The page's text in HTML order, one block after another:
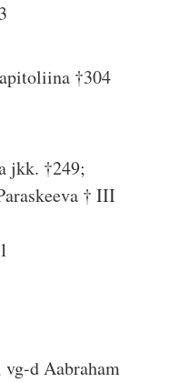
†304
jkk. †249;
† III
d Aabraham